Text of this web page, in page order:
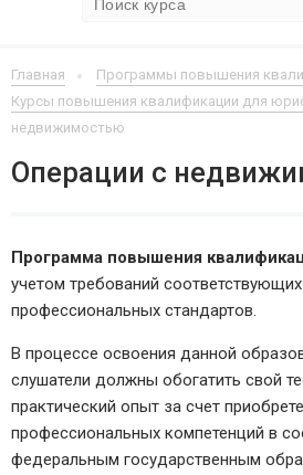
Главная
Программы повышения
Курсы повышения квалификации для
недвижимостью
Операции с
Программа повышения
учетом требований
профессиональных стандартов.
В процессе освоения данной
слушатели должны обогатить свой
практический опыт за счет
профессиональных компетенций в
федеральным государственным